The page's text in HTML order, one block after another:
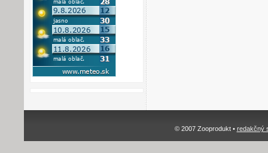
© 2007 Zooprodukt • redakčný